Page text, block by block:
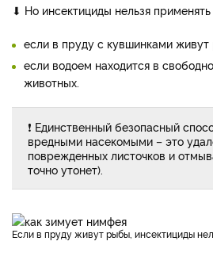
⬇ Но инсектициды нельзя применять
если в пруду с кувшинками
если водоем находится в
животных.
❗ Единственный безопасный
вредными насекомыми – это
поврежденных листочков и
точно утонет).
Если в пруду живут рыбы, инсектициды